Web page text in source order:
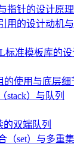
指针的设计原理
用的设计动机
准模板库的设
使用与底层细
）与队列
双端队列
set）与多重